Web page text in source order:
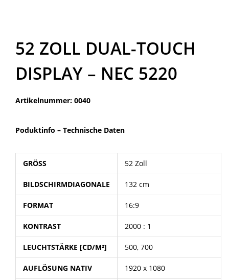
52 ZOLL DUAL-TOUCH
DISPLAY – NEC 5220
Artikelnummer: 0040
Poduktinfo – Technische Daten
GRÖSS 52 Zoll
BILDSCHIRMDIAGONALE 132 cm
FORMAT 16:9
KONTRAST 2000 : 1
LEUCHTSTÄRKE [CD/M²] 500, 700
AUFLÖSUNG NATIV 1920 x 1080